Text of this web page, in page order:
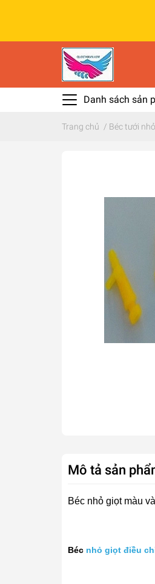
Danh sách sản
Trang chủ / Béc tưới
Mô tả sản
Béc nhỏ giọt màu
Béc nhỏ giọt điều